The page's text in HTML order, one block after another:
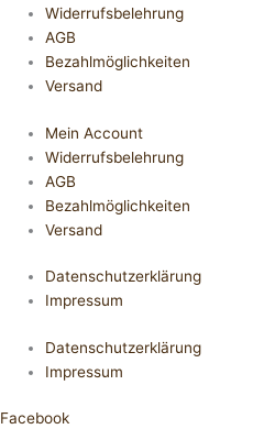
Widerrufsbelehrung
AGB
Bezahlmöglichkeiten
Versand
Mein Account
Widerrufsbelehrung
AGB
Bezahlmöglichkeiten
Versand
Datenschutzerklärung
Impressum
Datenschutzerklärung
Impressum
Facebook